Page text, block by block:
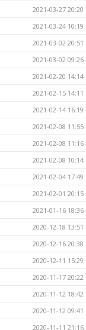
2021-03-27 20:20
2021-03-24 10:19
2021-03-02 20:51
2021-03-02 09:26
2021-02-20 14:14
2021-02-15 14:11
2021-02-14 16:19
2021-02-08 11:55
2021-02-08 11:16
2021-02-08 10:14
2021-02-04 17:49
2021-02-01 20:15
2021-01-16 18:36
2020-12-18 13:51
2020-12-16 20:38
2020-12-11 15:29
2020-11-17 20:22
2020-11-12 18:42
2020-11-12 09:41
2020-11-11 21:16